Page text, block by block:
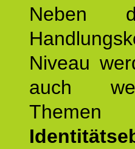
Neben
Niveau
auch